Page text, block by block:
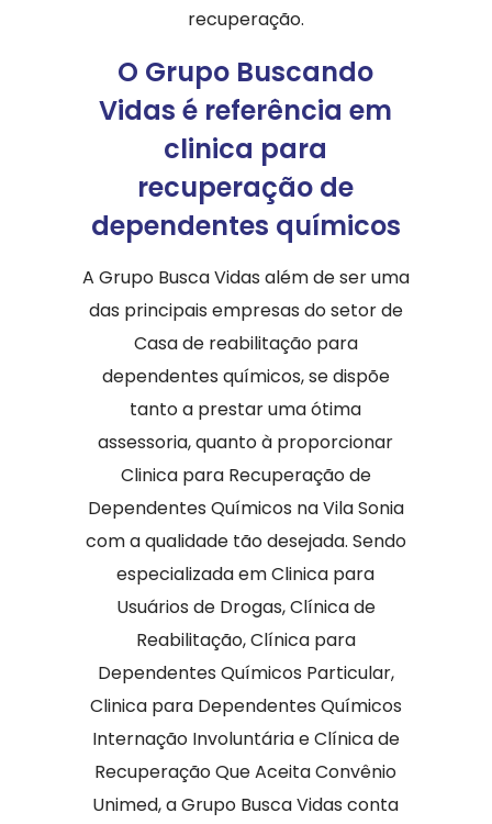
recuperação.
O Grupo Buscando
Vidas é referência em
clinica para
recuperação de
dependentes químicos
A Grupo Busca Vidas além de ser uma
das principais empresas do setor de
Casa de reabilitação para
dependentes químicos, se dispõe
tanto a prestar uma ótima
assessoria, quanto à proporcionar
Clinica para Recuperação de
Dependentes Químicos na Vila Sonia
com a qualidade tão desejada. Sendo
especializada em Clinica para
Usuários de Drogas, Clínica de
Reabilitação, Clínica para
Dependentes Químicos Particular,
Clinica para Dependentes Químicos
Internação Involuntária e Clínica de
Recuperação Que Aceita Convênio
Unimed, a Grupo Busca Vidas conta